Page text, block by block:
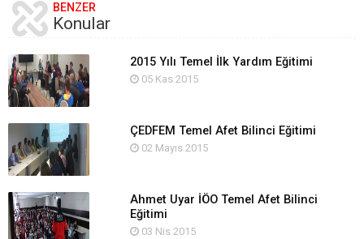
BENZER
Konular
2015 Yılı Temel İlk Yardım Eğitimi
05 Kas 2015
ÇEDFEM Temel Afet Bilinci Eğitimi
02 Mayıs 2015
Ahmet Uyar İÖO Temel Afet Bilinci
Eğitimi
03 Nis 2015